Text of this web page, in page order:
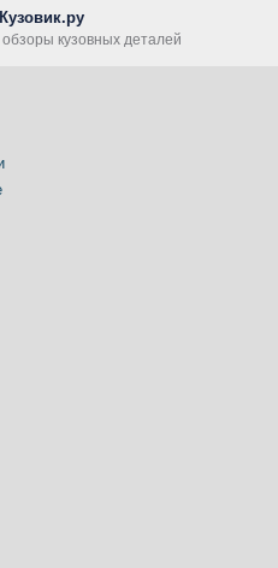
кузовных деталей